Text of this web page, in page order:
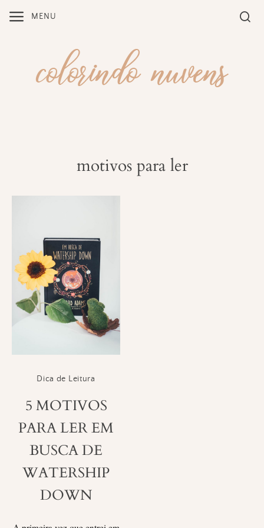
MENU
motivos para ler
Dica de Leitura
5 MOTIVOS
PARA LER EM
BUSCA DE
WATERSHIP
DOWN